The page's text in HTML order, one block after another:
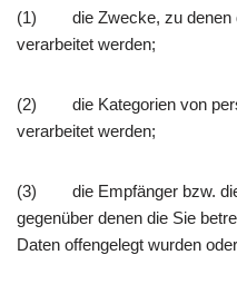
(1) die Zwecke, zu denen
verarbeitet werden;
(2) die Kategorien von
verarbeitet werden;
(3) die Empfänger bzw. die
gegenüber denen die Sie
Daten offengelegt wurden